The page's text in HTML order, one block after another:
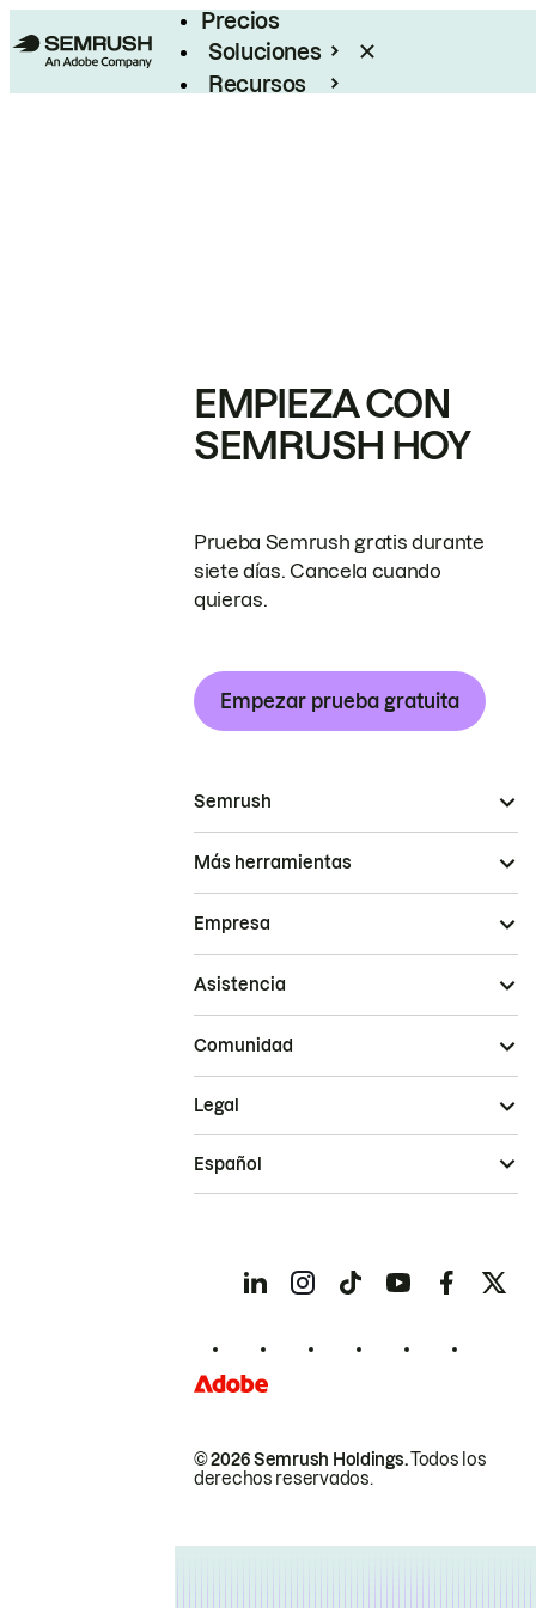
Precios
Soluciones
Recursos
EMPIEZA CON
SEMRUSH HOY
Prueba Semrush gratis durante
siete días. Cancela cuando
quieras.
Empezar prueba gratuita
Semrush
Más herramientas
Empresa
Asistencia
Comunidad
© 2026 Semrush Holdings.Todos los
derechos reservados.
Legal
Español